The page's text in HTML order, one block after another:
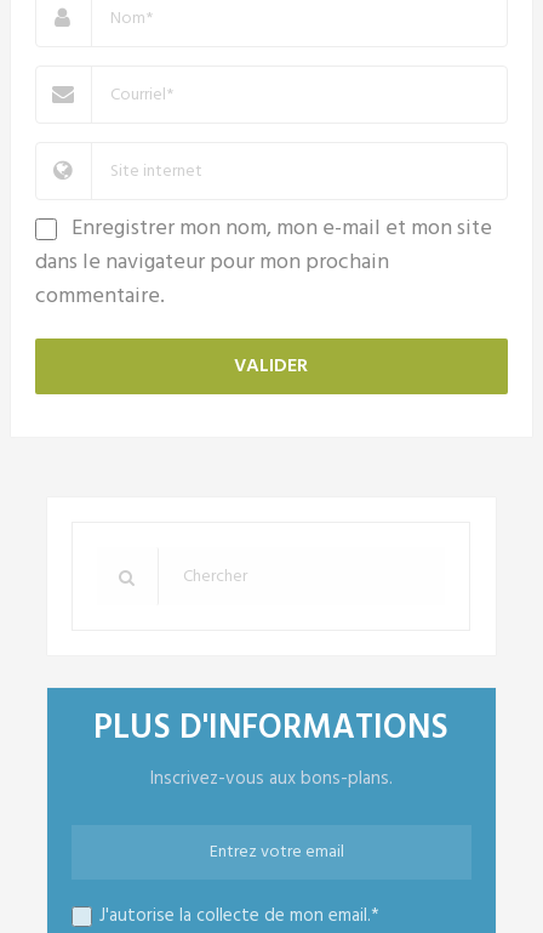
Enregistrer mon nom, mon e-mail et mon site
dans le navigateur pour mon prochain
commentaire.
PLUS D'INFORMATIONS
Inscrivez-vous aux bons-plans.
J'autorise la collecte de mon email.*